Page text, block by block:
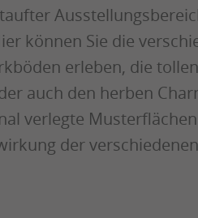
können Sie die
erleben, die
auch den herben
verlegte
der